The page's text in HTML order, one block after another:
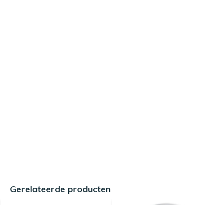
Gerelateerde producten